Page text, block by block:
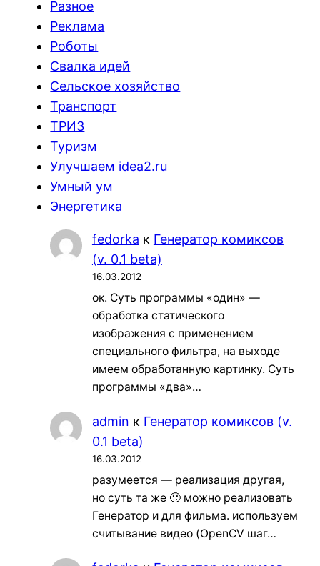
Разное
Реклама
Роботы
Свалка идей
Сельское хозяйство
Транспорт
ТРИЗ
Туризм
Улучшаем idea2.ru
Умный ум
Энергетика
fedorka к Генератор комиксов
(v. 0.1 beta)
16.03.2012
ок. Суть программы «один» —
обработка статического
изображения с применением
специального фильтра, на выходе
имеем обработанную картинку. Суть
программы «два»…
admin к Генератор комиксов (v.
0.1 beta)
16.03.2012
разумеется — реализация другая,
но суть та же 🙂 можно реализовать
Генератор и для фильма. используем
считывание видео (OpenCV шаг…